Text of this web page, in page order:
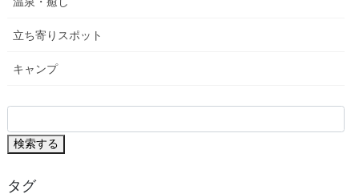
立ち寄りスポット
キャンプ
検索する
タグ